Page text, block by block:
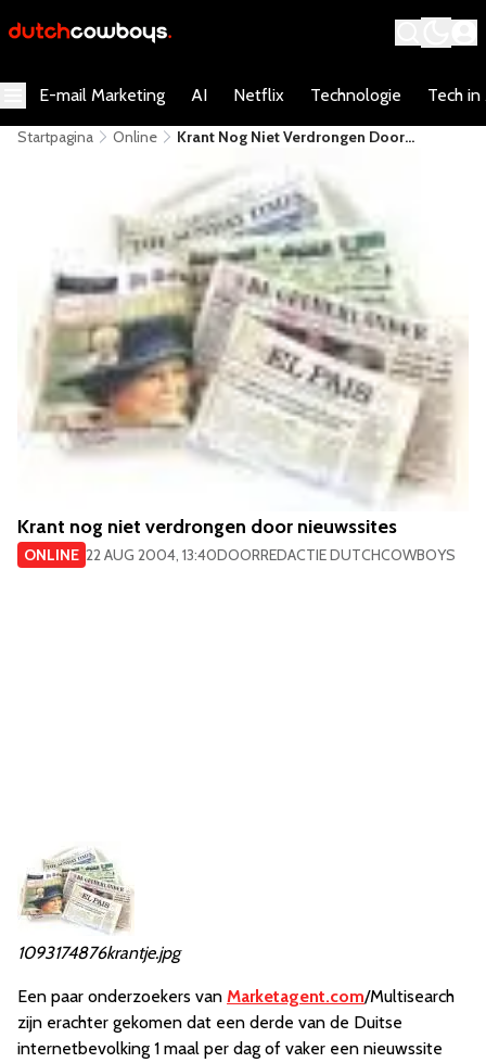
E-mail Marketing AI Netflix Technologie Tech in
Startpagina Online
Krant Nog Niet Verdrongen Door
Krant nog niet verdrongen door nieuwssites
ONLINE 22 AUG 2004, 13:40DOORREDACTIE DUTCHCOWBOYS
1093174876krantje.jpg
Een paar onderzoekers van Marketagent.com/Multisearch
zijn erachter gekomen dat een derde van de Duitse
internetbevolking 1 maal per dag of vaker een nieuwssite